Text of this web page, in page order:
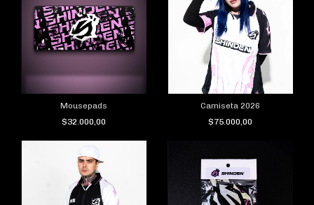
Mousepads
$32.000,00
Camiseta 2026
$75.000,00